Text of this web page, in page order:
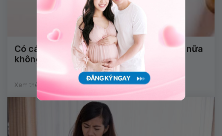
Có các khối u vú có nên hút chân không nữa
không?
Xem thêm